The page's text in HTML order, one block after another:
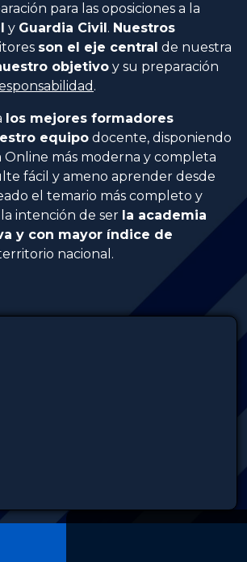
para las oposiciones a la
y Guardia Civil . Nuestros
son el eje central de nuestra
objetivo y su preparación
.
los mejores formadores
equipo docente, disponiendo
más moderna y completa
fácil y ameno aprender desde
el temario más completo y
intención de ser la academia
y con mayor índice de
nacional.